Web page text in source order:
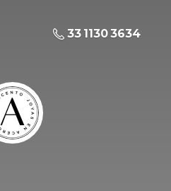
33 1130 3634